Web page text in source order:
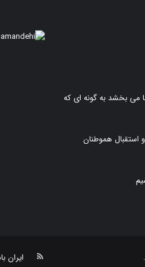
می بخشد به گونه ای که
استقبال هموطنان
ایرانخوراک